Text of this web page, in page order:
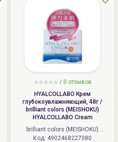
/ 0 отзывов
HYALCOLLABO Крем
глубокоувлажняющий, 48г /
brilliant colors (MEISHOKU)
HYALCOLLABO Cream
brilliant colors (MEISHOKU)
(Япония)
Код: 4902468227080